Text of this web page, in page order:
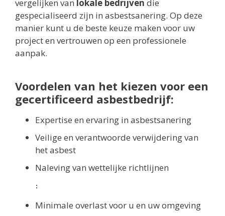
vergelijken van lokale bedrijven die
gespecialiseerd zijn in asbestsanering. Op deze
manier kunt u de beste keuze maken voor uw
project en vertrouwen op een professionele
aanpak.
Voordelen van het kiezen voor een
gecertificeerd asbestbedrijf:
Expertise en ervaring in asbestsanering
Veilige en verantwoorde verwijdering van
het asbest
Naleving van wettelijke richtlijnen
։
Minimale overlast voor u en uw omgeving